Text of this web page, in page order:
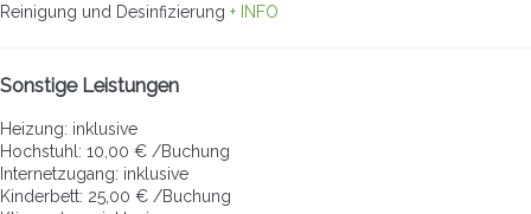
Reinigung und Desinfizierung + INFO
Sonstige Leistungen
Heizung: inklusive
Hochstuhl: 10,00 € /Buchung
Internetzugang: inklusive
Kinderbett: 25,00 € /Buchung